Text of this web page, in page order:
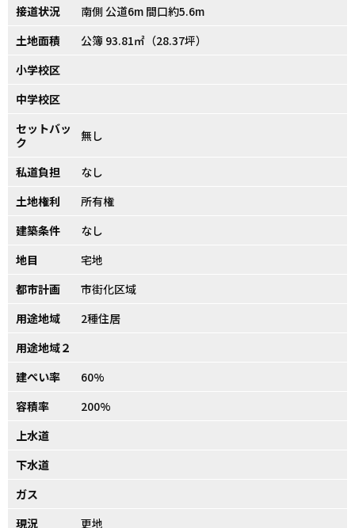
接道状況
南側 公道6m 間口約5.6m
土地面積
公簿 93.81㎡（28.37坪）
小学校区
中学校区
セットバッ
ク
無し
私道負担
なし
土地権利
所有権
建築条件
なし
地目
宅地
都市計画
市街化区域
用途地域
2種住居
用途地域２
建ぺい率
60%
容積率
200%
上水道
下水道
ガス
現況
更地